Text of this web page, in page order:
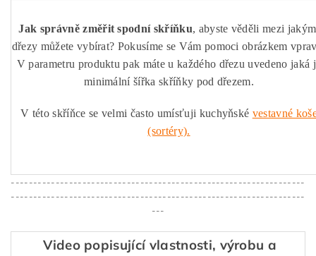
Jak správně změřit spodní skříňku, abyste věděli mezi
dřezy můžete vybírat? Pokusíme se Vám pomoci obrázkem
V parametru produktu pak máte u každého dřezu uvedeno jaká
minimální šířka skříňky pod dřezem.
V této skříňce se velmi často umísťuji kuchyňské vestavné
(sortéry).
------------------------------------------------------------------
------------------------------------------------------------------
---
Video popisující vlastnosti, výrobu a